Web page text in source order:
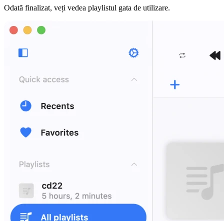
Odată finalizat, veți vedea playlistul gata de utilizare.